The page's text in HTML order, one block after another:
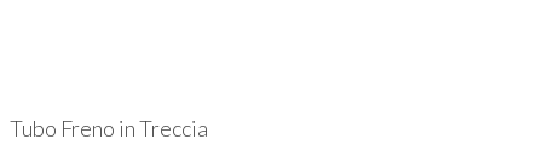
Tubo Freno in Treccia